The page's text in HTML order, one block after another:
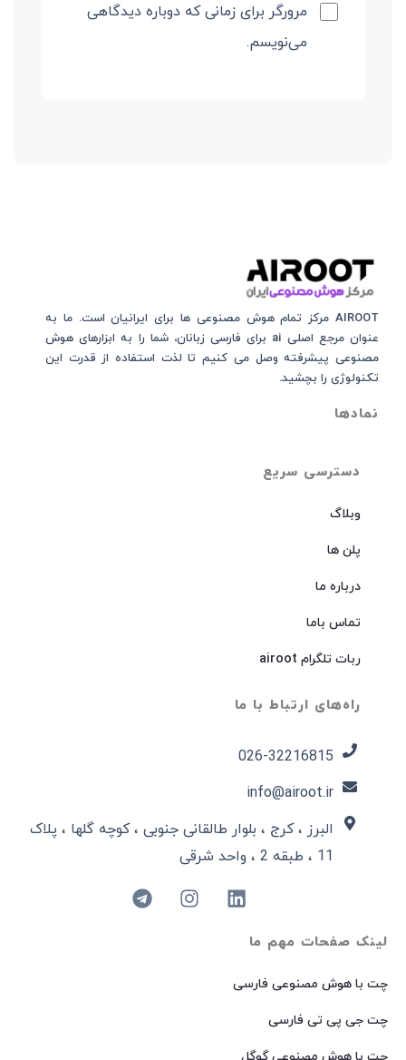
مرورگر برای زمانی که دوباره دیدگاهی
می‌نویسم.
لینک صفحات مهم ما
چت با هوش مصنوعی فارسی
چت جی پی تی فارسی
دسترسی سریع
وبلاگ
پلن ها
درباره ما
تماس باما
ربات تلگرام airoot
راه‌های ارتباط با ما
026-32216815​
info@airoot.ir
البرز ، کرج ، بلوار طالقانی جنوبی ، کوچه گلها ، پلاک
11 ، طبقه 2 ، واحد شرقی
AIROOT مرکز تمام هوش مصنوعی‌‌‌ ها برای ایرانیان است. ما به
عنوان مرجع اصلی ai برای فارسی زبانان، شما را به ابزارهای هوش
مصنوعی پیشرفته وصل می کنیم تا لذت استفاده از قدرت این
تکنولوژی را بچشید.
نمادها